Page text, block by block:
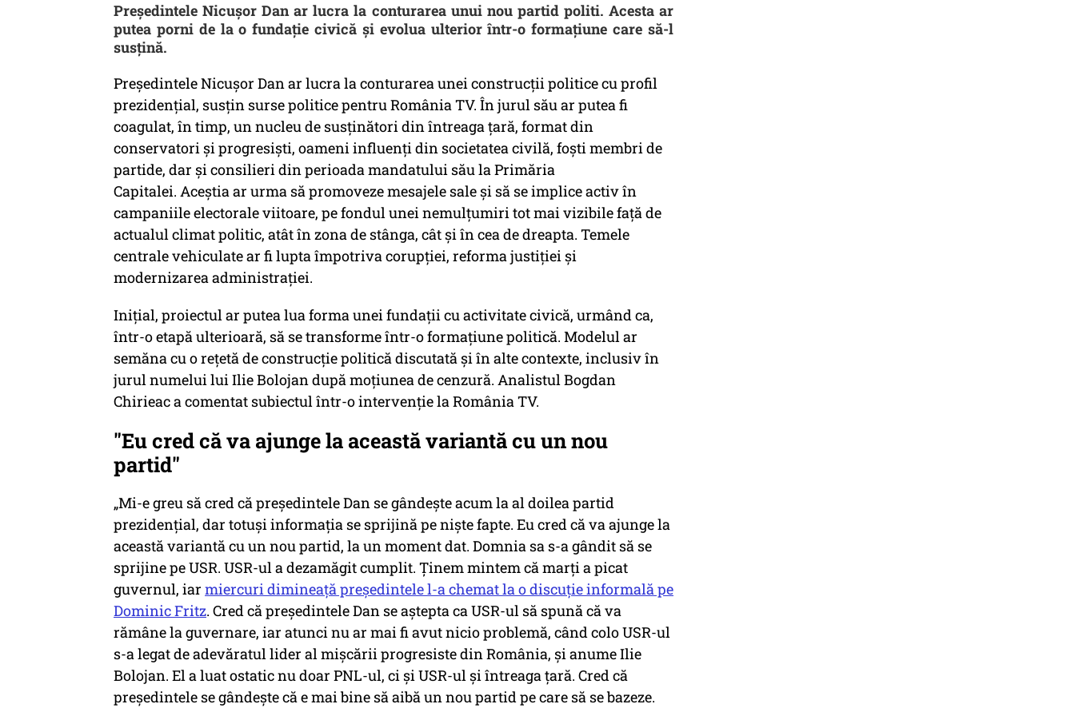
Președintele Nicușor Dan ar lucra la conturarea unui nou partid politi. Acesta ar
putea porni de la o fundație civică și evolua ulterior într-o formațiune care să-l
susțină.
Președintele Nicușor Dan ar lucra la conturarea unei construcții politice cu profil
prezidențial, susțin surse politice pentru România TV. În jurul său ar putea fi
coagulat, în timp, un nucleu de susținători din întreaga țară, format din
conservatori și progresiști, oameni influenți din societatea civilă, foști membri de
partide, dar și consilieri din perioada mandatului său la Primăria
Capitalei. Aceștia ar urma să promoveze mesajele sale și să se implice activ în
campaniile electorale viitoare, pe fondul unei nemulțumiri tot mai vizibile față de
actualul climat politic, atât în zona de stânga, cât și în cea de dreapta. Temele
centrale vehiculate ar fi lupta împotriva corupției, reforma justiției și
modernizarea administrației.
Inițial, proiectul ar putea lua forma unei fundații cu activitate civică, urmând ca,
într-o etapă ulterioară, să se transforme într-o formațiune politică. Modelul ar
semăna cu o rețetă de construcție politică discutată și în alte contexte, inclusiv în
jurul numelui lui Ilie Bolojan după moțiunea de cenzură. Analistul Bogdan
Chirieac a comentat subiectul într-o intervenție la România TV.
"Eu cred că va ajunge la această variantă cu un nou
partid"
„Mi-e greu să cred că președintele Dan se gândește acum la al doilea partid
prezidențial, dar totuși informația se sprijină pe niște fapte. Eu cred că va ajunge la
această variantă cu un nou partid, la un moment dat. Domnia sa s-a gândit să se
sprijine pe USR. USR-ul a dezamăgit cumplit. Ținem mintem că marți a picat
guvernul, iar miercuri dimineață președintele l-a chemat la o discuție informală pe
Dominic Fritz. Cred că președintele Dan se aștepta ca USR-ul să spună că va
rămâne la guvernare, iar atunci nu ar mai fi avut nicio problemă, când colo USR-ul
s-a legat de adevăratul lider al mișcării progresiste din România, și anume Ilie
Bolojan. El a luat ostatic nu doar PNL-ul, ci și USR-ul și întreaga țară. Cred că
președintele se gândește că e mai bine să aibă un nou partid pe care să se bazeze.